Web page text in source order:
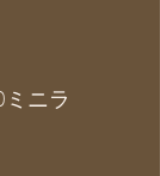
ニラ